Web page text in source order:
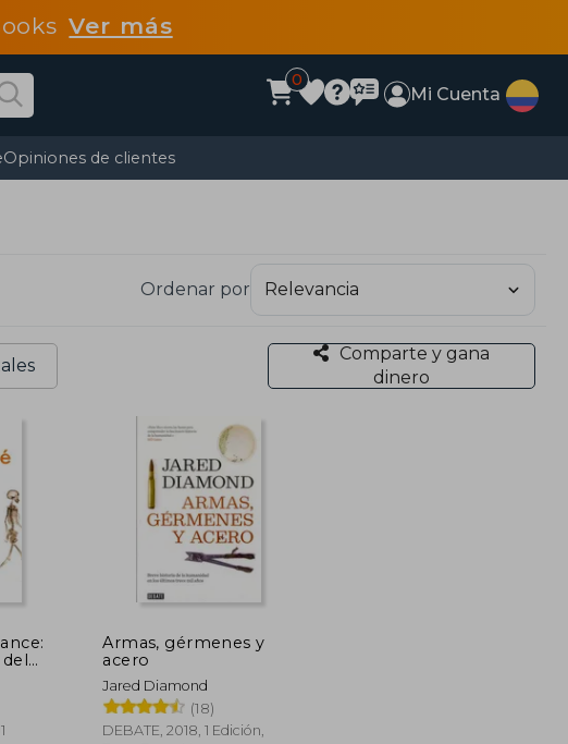
Ver más
0
Mi Cuenta
Opiniones de clientes
Ordenar por
Comparte y gana
dinero
Armas, gérmenes y
acero
Jared Diamond
(18)
DEBATE, 2018, 1 Edición,